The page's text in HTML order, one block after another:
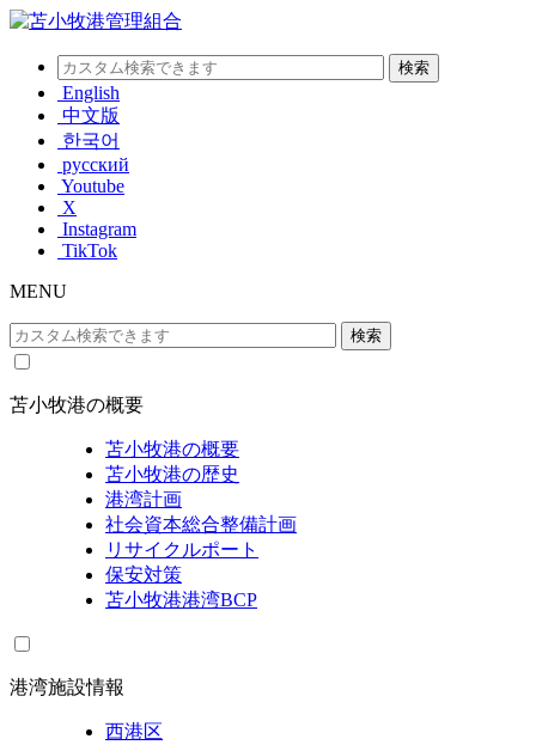
English
中文版
한국어
русский
Youtube
X
Instagram
TikTok
MENU
苫小牧港の概要
苫小牧港の概要
苫小牧港の歴史
港湾計画
社会資本総合整備計画
リサイクルポート
保安対策
苫小牧港港湾BCP
港湾施設情報
西港区